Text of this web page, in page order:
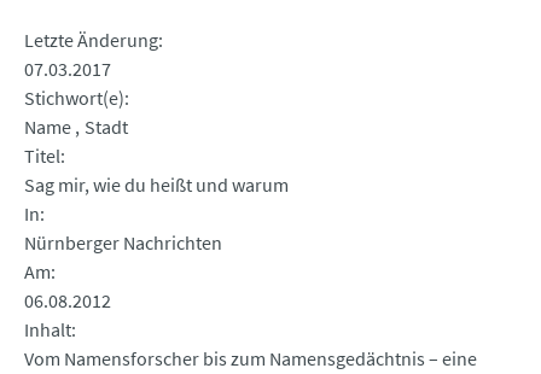
Letzte Änderung
07.03.2017
Stichwort(e)
Name Stadt
Titel
Sag mir, wie du heißt und warum
In
Nürnberger Nachrichten
Am
06.08.2012
Inhalt
Vom Namensforscher bis zum Namensgedächtnis – eine